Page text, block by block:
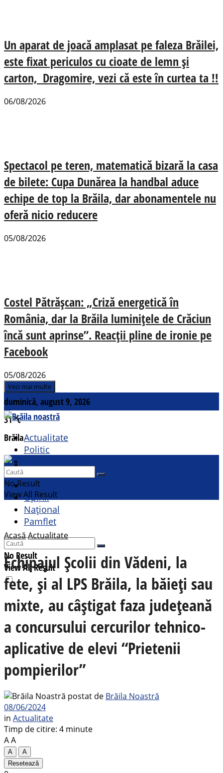
Un aparat de joacă amplasat pe faleza Brăilei,
este fixat periculos cu cioate de lemn și
carton, Dragomire, vezi că este în curtea ta !!
06/08/2026
Spectacol pe teren, matematică bizară la casa
de bilete: Cupa Dunărea la handbal aduce
echipe de top la Brăila, dar abonamentele nu
oferă nicio reducere
05/08/2026
Costel Pătrășcan: „Criză energetică în
România, dar la Brăila luminițele de Crăciun
încă sunt aprinse”. Reacții pline de ironie pe
Facebook
05/08/2026
Vezi mai multe
duminică, august 9, 2026
31°c
Brăila
Contact
Actualitate
Politic
Cultural
Opinii
Național
Pamflet
No Result
View All Result
No Result
View All Result
AcasăActualitate
Echipajul Școlii din Vădeni, la
fete, și al LPS Brăila, la băieți sau
mixte, au câștigat faza județeană
a concursului cercurilor tehnico-
aplicative de elevi “Prietenii
pompierilor”
postat de Brăila Noastră
08/06/2024
in Actualitate
Timp de citire: 4 minute
AA
A
A
Resetează